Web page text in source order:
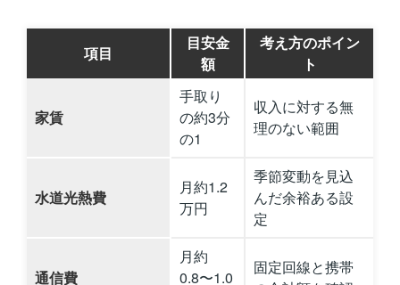
項目
目安金
額
考え方のポイン
ト
家賃
手取り
の約3分
の1
収入に対する無
理のない範囲
水道光熱費
月約1.2
万円
季節変動を見込
んだ余裕ある設
定
通信費
月約
0.8〜1.0
固定回線と携帯